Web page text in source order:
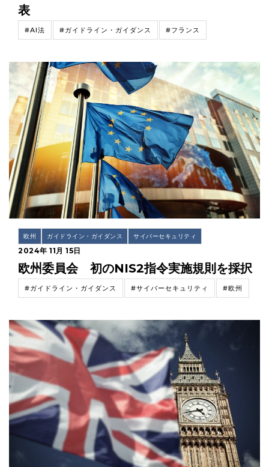
表
#AI法 #ガイドライン・ガイダンス #フランス
欧州 ガイドライン・ガイダンス サイバーセキュリティ
2024年 11月 15日
欧州委員会 初のNIS2指令実施規則を採択
#ガイドライン・ガイダンス #サイバーセキュリティ #欧州